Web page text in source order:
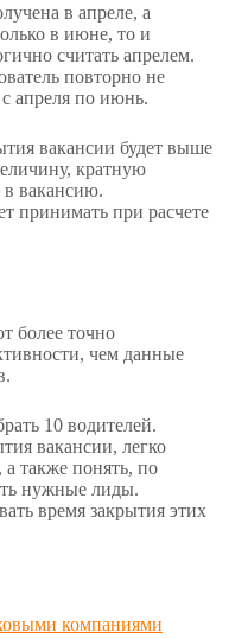
в апреле, а
в июне, то и
считать апрелем.
повторно не
апреля по июнь.
вакансии будет выше
кратную
вакансию.
принимать при расчете
более точно
чем данные
10 водителей.
вакансии, легко
также понять, по
нужные лиды.
время закрытия этих
компаниями